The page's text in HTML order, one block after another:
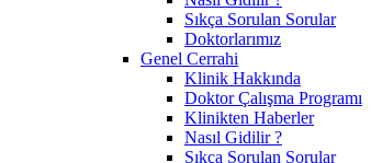
Sıkça Sorulan Sorular
Doktorlarımız
Genel Cerrahi
Klinik Hakkında
Doktor Çalışma Programı
Klinikten Haberler
Nasıl Gidilir ?
Sıkça Sorulan Sorular